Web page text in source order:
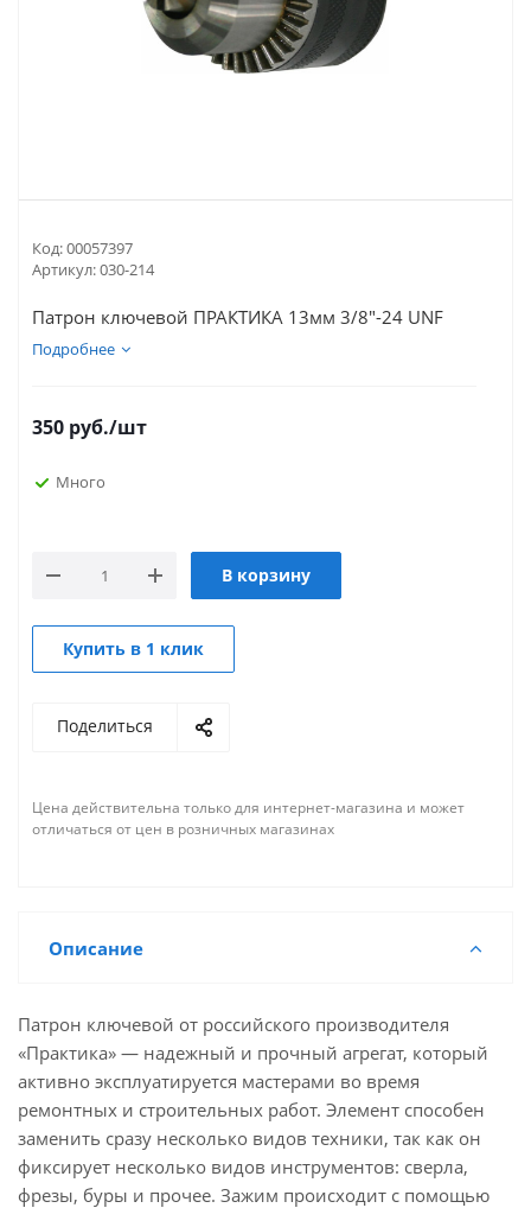
Код:00057397
Артикул:030-214
Патрон ключевой ПРАКТИКА 13мм 3/8"-24 UNF
Подробнее
350 руб./шт
Много
В корзину
Купить в 1 клик
Поделиться
Цена действительна только для интернет-магазина и может
отличаться от цен в розничных магазинах
Описание
Патрон ключевой от российского производителя
«Практика» — надежный и прочный агрегат, который
активно эксплуатируется мастерами во время
ремонтных и строительных работ. Элемент способен
заменить сразу несколько видов техники, так как он
фиксирует несколько видов инструментов: сверла,
фрезы, буры и прочее. Зажим происходит с помощью